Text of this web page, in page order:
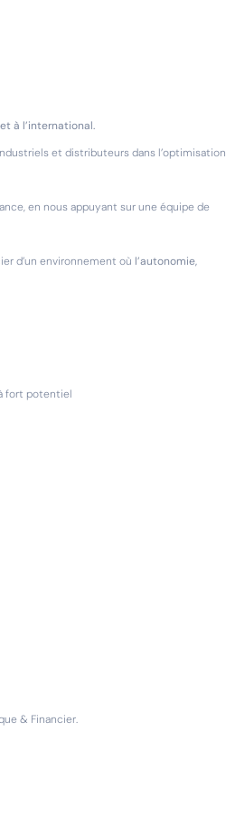
à l’international.
et distributeurs dans l’optimisation
en nous appuyant sur une équipe de
d’un environnement où l’autonomie,
fort potentiel
& Financier.